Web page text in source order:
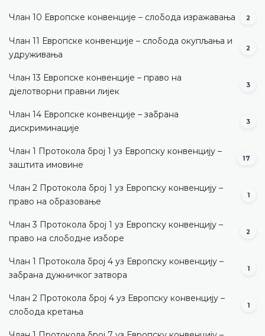
Члан 10 Европске конвенције – слобода изражавања 2
Члан 11 Европске конвенције – слобода окупљања и
удруживања
2
Члан 13 Европске конвенције – право на
дјелотворни правни лијек
3
Члан 14 Европске конвенције – забрана
дискриминације
3
Члан 1 Протокола број 1 уз Европску конвенцију –
заштита имовине
17
Члан 2 Протокола број 1 уз Европску конвенцију –
право на образовање
1
Члан 3 Протокола број 1 уз Европску конвенцију –
право на слободне изборе
2
Члан 1 Протокола број 4 уз Европску конвенцију –
забрана дужничког затвора
1
Члан 2 Протокола број 4 уз Европску конвенцију –
слобода кретања
1